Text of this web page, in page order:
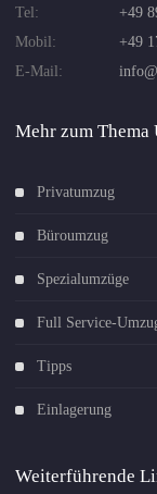
Tel:
+49
Mobil:
+49
E-Mail:
Mehr zum Thema
Privatumzug
Büroumzug
Spezialumzüge
Full Service-
Tipps
Einlagerung
Weiterführende